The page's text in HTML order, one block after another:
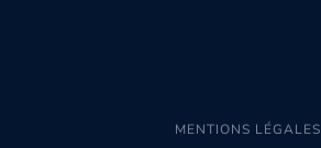
MENTIONS LÉGALES